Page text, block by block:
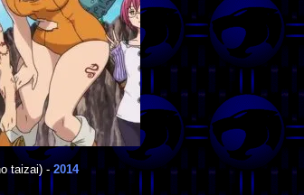
taizai) -2014